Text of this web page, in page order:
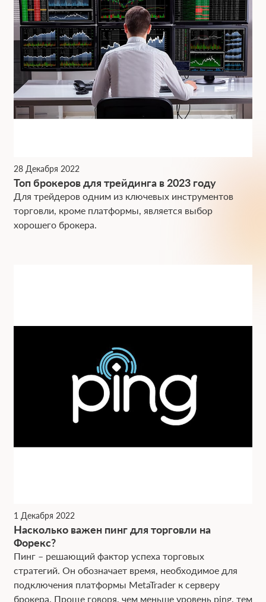
28 Декабря 2022
Топ брокеров для трейдинга в 2023 году
Для трейдеров одним из ключевых инструментов
торговли, кроме платформы, является выбор
хорошего брокера.
1 Декабря 2022
Насколько важен пинг для торговли на
Форекс?
Пинг – решающий фактор успеха торговых
стратегий. Он обозначает время, необходимое для
подключения платформы MetaTrader к серверу
брокера. Проще говоря, чем меньше уровень ping, тем